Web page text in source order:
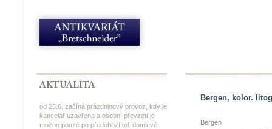
od 25.6. začíná prázdninový provoz, kdy je
kancelář uzavřena a osobní převzetí je
možno pouze po předchozí tel. domluvě
Bergen, kolor.
Bergen